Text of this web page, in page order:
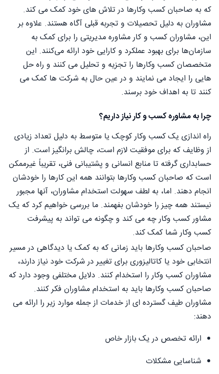
که به صاحبان کسب وکارها در تلاش های خود کمک می کند.
مشاوران به دلیل تحصیلات و تجربه قبلی آگاه هستند. علاوه بر
این، مشاوران کسب و کار مشاوره مدیریتی را برای کمک به
سازمان‌ها برای بهبود عملکرد و کارایی خود ارائه می‌کنند. این
متخصصان کسب وکارها را تجزیه و تحلیل می کنند و راه حل
هایی را ایجاد می نمایند و در عین حال به شرکت ها کمک می
کنند تا به اهداف خود برسند.
چرا به مشاوره کسب و کار نیاز داریم؟
راه اندازی یک کسب وکار کوچک یا متوسط ​​به دلیل تعداد زیادی
از وظایف که برای موفقیت لازم است، چالش برانگیز است. از
حسابداری گرفته تا منابع انسانی و پشتیبانی فنی، تقریباً غیرممکن
است که صاحبان کسب وکارها بتوانند همه این کارها را خودشان
انجام دهند. اما، به لطف سهولت استخدام مشاوران، آنها مجبور
نیستند همه چیز را خودشان بفهمند. ما بررسی خواهیم کرد که یک
مشاور کسب وکار چه می کند و چگونه می تواند به پیشرفت
کسب وکار شما کمک کند.
صاحبان کسب وکارها باید زمانی که به کمک یا دیدگاهی در مسیر
انتخابی خود یا کاتالیزوری برای تغییر در شرکت خود نیاز دارند،
مشاوران کسب وکار را استخدام کنند. دلایل مختلفی وجود دارد که
صاحبان کسب وکارها باید به استخدام مشاوران فکر کنند.
مشاوران طیف گسترده ای از خدمات از جمله موارد زیر را ارائه می
دهند:
ارائه تخصص در یک بازار خاص
شناسایی مشکلات